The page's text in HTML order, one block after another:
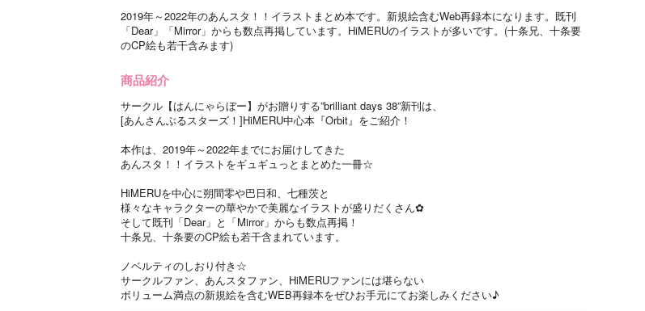
2019年～2022年のあんスタ！！イラストまとめ本です。新規絵含むWeb再録本になります。既刊
「Dear」「Mirror」からも数点再掲しています。HiMERUのイラストが多いです。(十条兄、十条要
のCP絵も若干含みます)
商品紹介
サークル【はんにゃらぼー】がお贈りする”brilliant days 38”新刊は、
[あんさんぶるスターズ！]HiMERU中心本『Orbit』をご紹介！
本作は、2019年～2022年までにお届けしてきた
あんスタ！！イラストをギュギュっとまとめた一冊☆
HiMERUを中心に朔間零や巴日和、七種茨と
様々なキャラクターの華やかで美麗なイラストが盛りだくさん✿
そして既刊「Dear」と「Mirror」からも数点再掲！
十条兄、十条要のCP絵も若干含まれています。
ノベルティのしおり付き☆
サークルファン、あんスタファン、HiMERUファンには堪らない
ボリューム満点の新規絵を含むWEB再録本をぜひお手元にてお楽しみください♪